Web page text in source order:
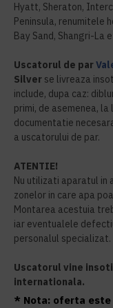
Hyatt, Sheraton,
Peninsula, renumitele
Bay Sand, Shangri-La
Uscatorul de par
Silver se livreaza
include, dupa caz:
primi, de asemenea,
documentatie
a uscatorului de par.
ATENTIE!
Nu utilizati aparatul in
zonelor in care apa
Montarea acestuia
iar eventualele
personalul specializat.
Uscatorul vine
internationala.
* Nota: oferta